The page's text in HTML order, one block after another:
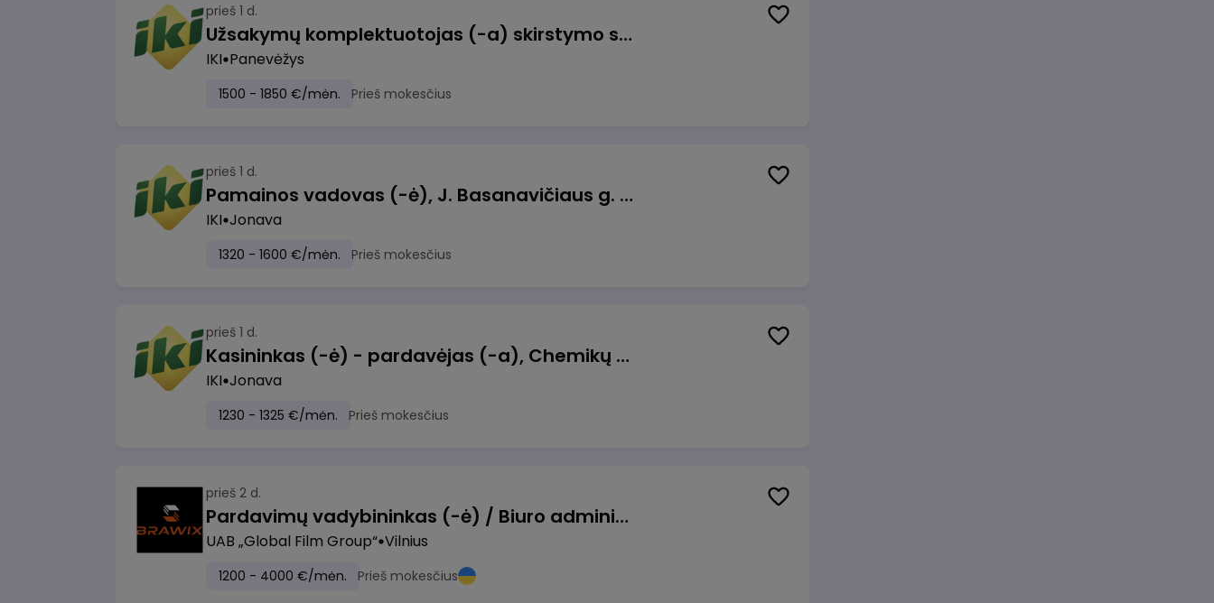
prieš 1 d.
Užsakymų komplektuotojas (-a) skirstymo sandėlyje
IKI Panevėžys
1500 - 1850 €/mėn. Prieš mokesčius
prieš 1 d.
Pamainos vadovas (-ė), J. Basanavičiaus g. 6, Jonava
IKI Jonava
1320 - 1600 €/mėn. Prieš mokesčius
prieš 1 d.
Kasininkas (-ė) - pardavėjas (-a), Chemikų g. 1, Jonava
IKI Jonava
1230 - 1325 €/mėn. Prieš mokesčius
prieš 2 d.
Pardavimų vadybininkas (-ė) / Biuro administratorius (-ė) (B2B)
UAB „Global Film Group“ Vilnius
1200 - 4000 €/mėn. Prieš mokesčius